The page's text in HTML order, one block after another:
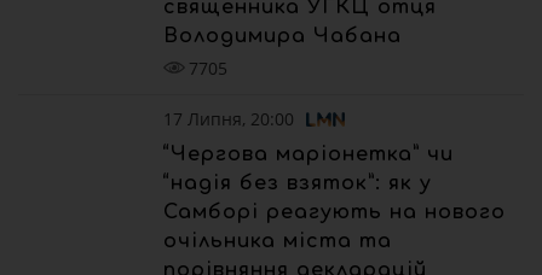
священника УГКЦ отця
Володимира Чабана
7705
17 Липня, 20:00
“Чергова маріонетка” чи
“надія без взяток”: як у
Самборі реагують на нового
очільника міста та
порівняння декларацій